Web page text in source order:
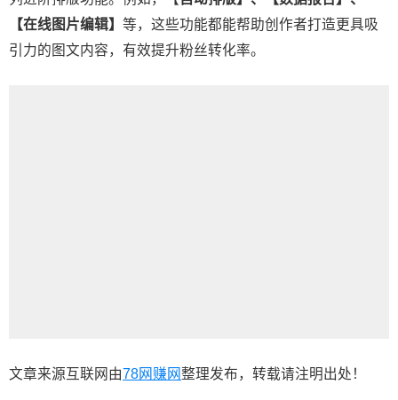
【在线图片编辑】 等，这些功能都能帮助创作者打造更具吸
引力的图文内容，有效提升粉丝转化率。
文章来源互联网由78网赚网整理发布，转载请注明出处！